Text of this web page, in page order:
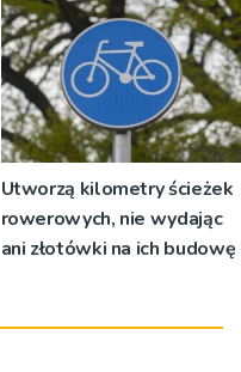
Utworzą kilometry ścieżek
rowerowych, nie wydając
ani złotówki na ich budowę